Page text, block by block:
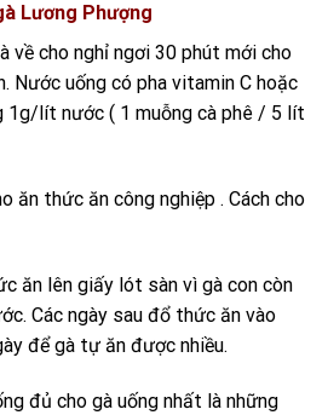
Lương Phượng
về cho nghỉ ngơi 30 phút mới cho
Nước uống có pha vitamin C hoặc
1g/lít nước ( 1 muỗng cà phê / 5 lít
ăn thức ăn công nghiệp . Cách cho
ăn lên giấy lót sàn vì gà con còn
Các ngày sau đổ thức ăn vào
để gà tự ăn được nhiều.
đủ cho gà uống nhất là những